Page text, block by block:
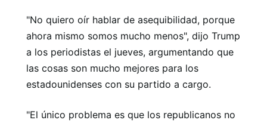
"No quiero oír hablar de asequibilidad, porque
ahora mismo somos mucho menos", dijo Trump
a los periodistas el jueves, argumentando que
las cosas son mucho mejores para los
estadounidenses con su partido a cargo.
"El único problema es que los republicanos no